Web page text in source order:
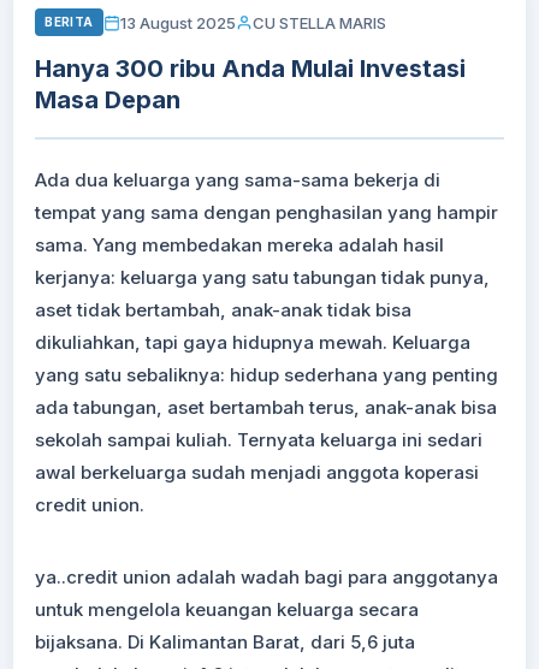
BERITA 13 August 2025 CU STELLA MARIS
Hanya 300 ribu Anda Mulai Investasi
Masa Depan
Ada dua keluarga yang sama-sama bekerja di
tempat yang sama dengan penghasilan yang hampir
sama. Yang membedakan mereka adalah hasil
kerjanya: keluarga yang satu tabungan tidak punya,
aset tidak bertambah, anak-anak tidak bisa
dikuliahkan, tapi gaya hidupnya mewah. Keluarga
yang satu sebaliknya: hidup sederhana yang penting
ada tabungan, aset bertambah terus, anak-anak bisa
sekolah sampai kuliah. Ternyata keluarga ini sedari
awal berkeluarga sudah menjadi anggota koperasi
credit union.
ya..credit union adalah wadah bagi para anggotanya
untuk mengelola keuangan keluarga secara
bijaksana. Di Kalimantan Barat, dari 5,6 juta